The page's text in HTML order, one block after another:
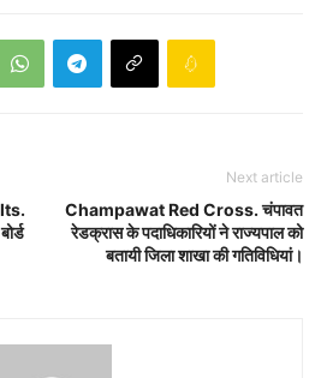
Next article
Champawat Red Cross. चंपावत
रेडक्रास के पदाधिकारियों ने राज्यपाल को‌
बतायी जिला शाखा की गतिविधियां।